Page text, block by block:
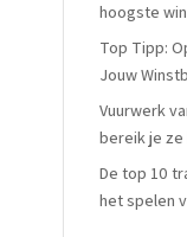
hoogste
Top Tipp:
Jouw
Vuurwerk
bereik je ze
De top 10
het spelen